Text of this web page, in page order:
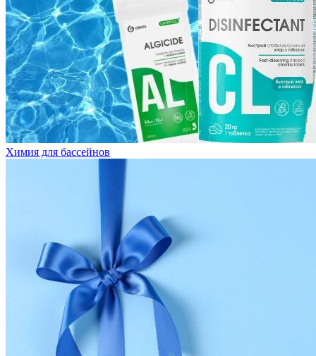
Химия для бассейнов